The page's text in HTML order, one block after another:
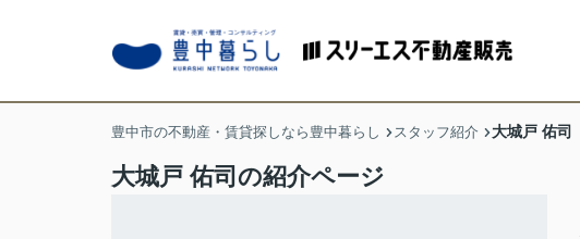
豊中市の不動産・賃貸探しなら豊中暮らし スタッフ紹介 大城戸 佑司
大城戸 佑司の紹介ページ